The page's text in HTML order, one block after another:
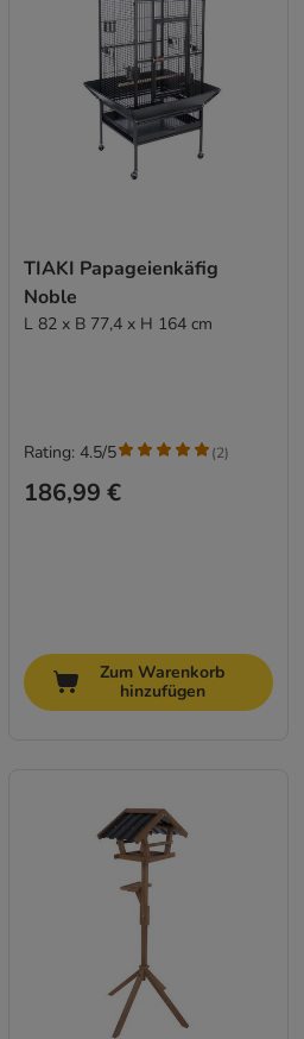
TIAKI Papageienkäfig
Noble
L 82 x B 77,4 x H 164 cm
186,99 €
Rating: 4.5/5 (2)
Zum Warenkorb
hinzufügen